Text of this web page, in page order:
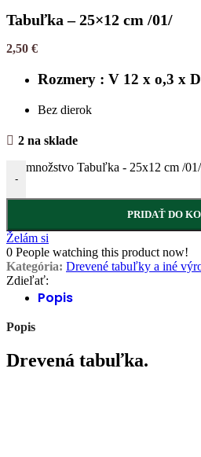
Tabuľka – 25×12 cm /01/
2,50 €
Rozmery : V 12 x o,3 x
Bez dierok
2 na sklade
-
množstvo Tabuľka - 25x12 cm /01/
PRIDAŤ DO
Želám si
0 People watching this product now!
Kategória: Drevené tabuľky a iné
Zdieľať:
Popis
Popis
Drevená tabuľka.